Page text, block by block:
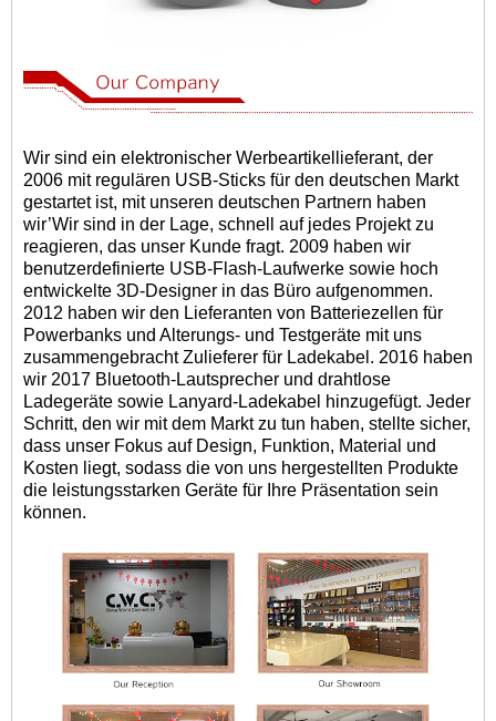
Wir sind ein elektronischer Werbeartikellieferant, der
2006 mit regulären USB-Sticks für den deutschen Markt
gestartet ist, mit unseren deutschen Partnern haben
wir’Wir sind in der Lage, schnell auf jedes Projekt zu
reagieren, das unser Kunde fragt. 2009 haben wir
benutzerdefinierte USB-Flash-Laufwerke sowie hoch
entwickelte 3D-Designer in das Büro aufgenommen.
2012 haben wir den Lieferanten von Batteriezellen für
Powerbanks und Alterungs- und Testgeräte mit uns
zusammengebracht Zulieferer für Ladekabel. 2016 haben
wir 2017 Bluetooth-Lautsprecher und drahtlose
Ladegeräte sowie Lanyard-Ladekabel hinzugefügt. Jeder
Schritt, den wir mit dem Markt zu tun haben, stellte sicher,
dass unser Fokus auf Design, Funktion, Material und
Kosten liegt, sodass die von uns hergestellten Produkte
die leistungsstarken Geräte für Ihre Präsentation sein
können.